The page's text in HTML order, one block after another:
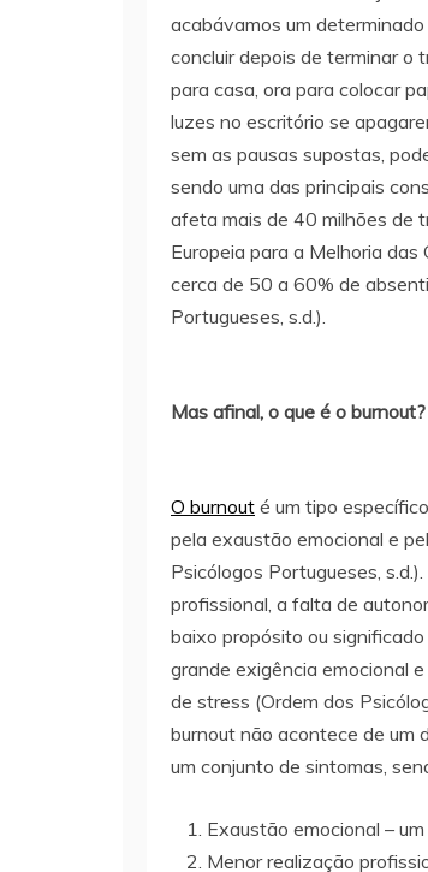
acabávamos um
concluir depois de terminar o
para casa, ora para colocar
luzes no escritório se
sem as pausas supostas,
sendo uma das principais
afeta mais de 40 milhões de
Europeia para a Melhoria
cerca de 50 a 60% de
Portugueses, s.d.).
Mas afinal, o que é o burnout?
O burnout é um tipo
pela exaustão emocional e
Psicólogos Portugueses,
profissional, a falta de
baixo propósito ou
grande exigência emocional
de stress (Ordem dos
burnout não acontece de um
um conjunto de sintomas,
Exaustão emocional –
Menor realização